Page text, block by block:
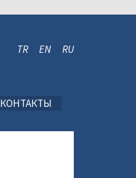
TR EN RU
КОНТАКТЫ